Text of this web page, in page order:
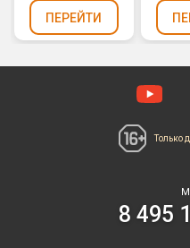
цвета фуксии
сердца,
фольга) 30см
ПЕРЕЙТИ
Только
8 495